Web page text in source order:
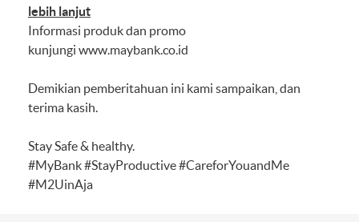
lebih lanjut
Informasi produk dan promo
kunjungi www.maybank.co.id
Demikian pemberitahuan ini kami sampaikan, dan
terima kasih.
Stay Safe & healthy.
#MyBank #StayProductive #CareforYouandMe
#M2UinAja